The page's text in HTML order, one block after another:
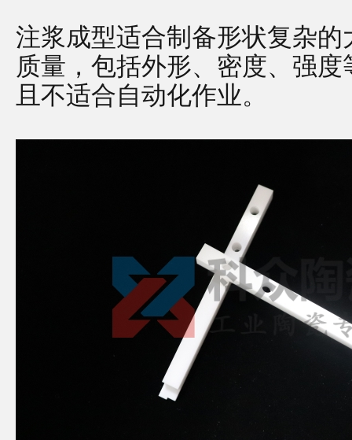
注浆成型适合制备形状复杂
质量，包括外形、密度、强
且不适合自动化作业。